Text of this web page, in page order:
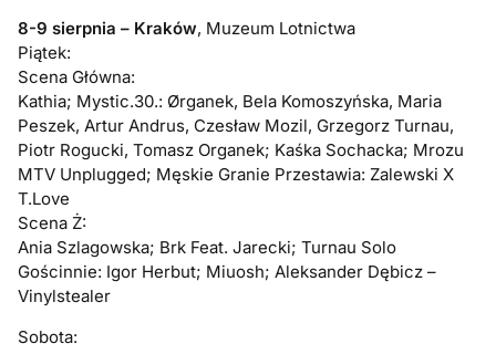
8-9 sierpnia – Kraków, Muzeum Lotnictwa
Piątek:
Scena Główna:
Kathia; Mystic.30.: Ørganek, Bela Komoszyńska, Maria
Peszek, Artur Andrus, Czesław Mozil, Grzegorz Turnau,
Piotr Rogucki, Tomasz Organek; Kaśka Sochacka; Mrozu
MTV Unplugged; Męskie Granie Przestawia: Zalewski X
T.Love
Scena Ż:
Ania Szlagowska; Brk Feat. Jarecki; Turnau Solo
Gościnnie: Igor Herbut; Miuosh; Aleksander Dębicz –
Vinylstealer
Sobota: